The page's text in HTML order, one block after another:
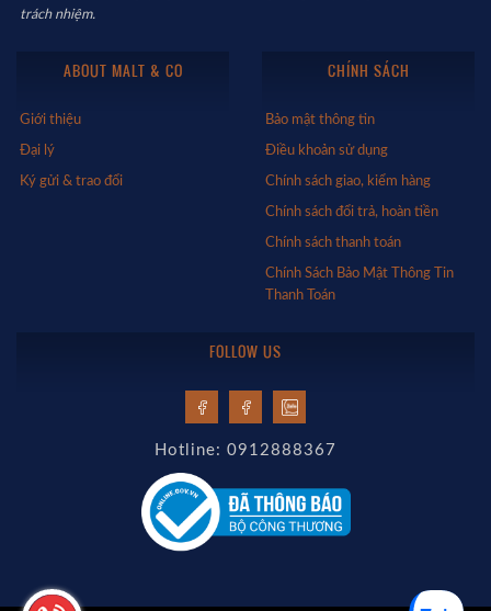
trách nhiệm.
ABOUT MALT & CO
Giới thiệu
Đại lý
Ký gửi & trao đổi
CHÍNH SÁCH
Bảo mật thông tin
Điều khoản sử dụng
Chính sách giao, kiểm hàng
Chính sách đổi trả, hoàn tiền
Chính sách thanh toán
Chính Sách Bảo Mật Thông Tin
Thanh Toán
FOLLOW US
Hotline: 0912888367